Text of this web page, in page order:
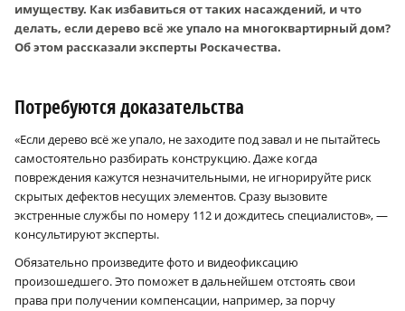
имуществу. Как избавиться от таких насаждений, и что
делать, если дерево всё же упало на многоквартирный дом?
Об этом рассказали эксперты Роскачества.
Потребуются доказательства
«Если дерево всё же упало, не заходите под завал и не пытайтесь
самостоятельно разбирать конструкцию. Даже когда
повреждения кажутся незначительными, не игнорируйте риск
скрытых дефектов несущих элементов. Сразу вызовите
экстренные службы по номеру 112 и дождитесь специалистов», —
консультируют эксперты.
Обязательно произведите фото и видеофиксацию
произошедшего. Это поможет в дальнейшем отстоять свои
права при получении компенсации, например, за порчу